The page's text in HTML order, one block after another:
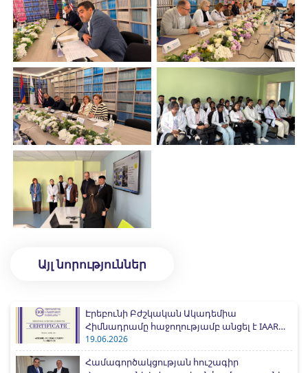
Այլ նորություններ
Էրեբունի Բժշկական Ակադեմիա
Հիմնադրամը հաջողությամբ անցել է IAAR
միջազգային հավատարմագրման
գործընթացը
19.06.2026
Համագործակցության հուշագիր